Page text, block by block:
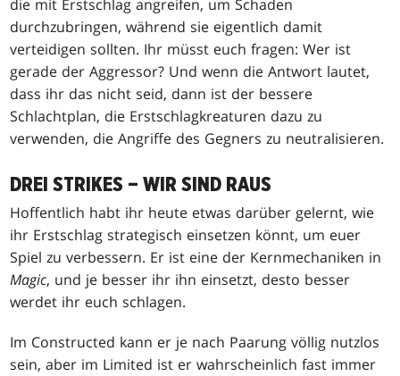
die mit Erstschlag angreifen, um Schaden
durchzubringen, während sie eigentlich damit
verteidigen sollten. Ihr müsst euch fragen: Wer ist
gerade der Aggressor? Und wenn die Antwort lautet,
dass ihr das nicht seid, dann ist der bessere
Schlachtplan, die Erstschlagkreaturen dazu zu
verwenden, die Angriffe des Gegners zu neutralisieren.
DREI STRIKES – WIR SIND RAUS
Hoffentlich habt ihr heute etwas darüber gelernt, wie
ihr Erstschlag strategisch einsetzen könnt, um euer
Spiel zu verbessern. Er ist eine der Kernmechaniken in
Magic, und je besser ihr ihn einsetzt, desto besser
werdet ihr euch schlagen.
Im Constructed kann er je nach Paarung völlig nutzlos
sein, aber im Limited ist er wahrscheinlich fast immer